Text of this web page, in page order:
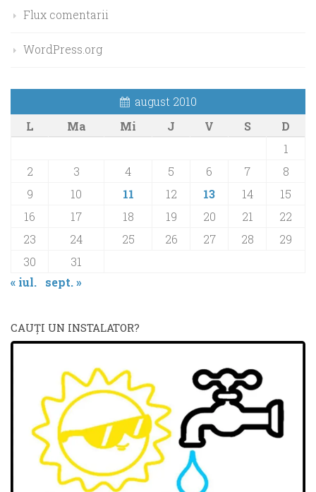
Flux comentarii
WordPress.org
august 2010
L
Ma Mi J V S
D
1
2
3 4 5 6 7
8
9
10 11 12 13 14
15
16
17 18 19 20 21
22
23
24 25 26 27 28
29
30
31
« iul.
sept. »
CAUŢI UN INSTALATOR?